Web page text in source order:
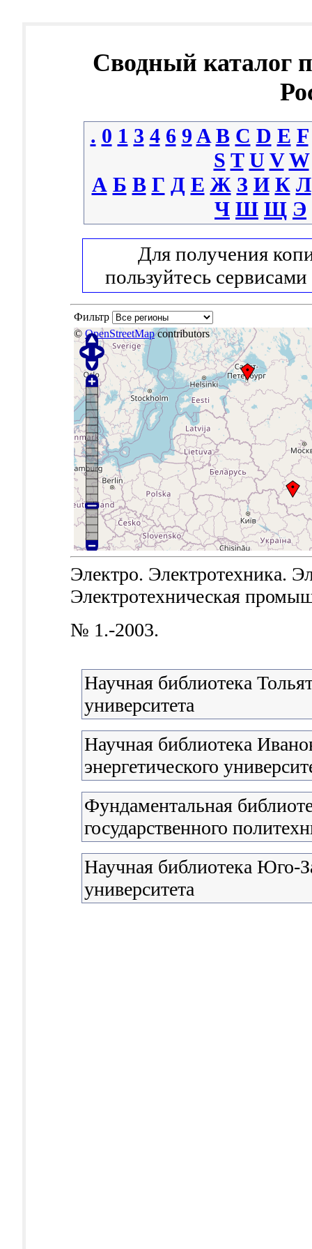
Сводный каталог
. 0 1 3 4 6 9 A B C D E F
S T U V W
А Б В Г Д Е Ж З И К Л
Ч Ш Щ Э
Для получения
пользуйтесь сервисами
Фильтр
© OpenStreetMapcontributors
Электро. Электротехника.
Электротехническая
№ 1.-2003.
Научная библиотека
университета
Научная библиотека
энергетического
Фундаментальная
государственного
Научная библиотека Юго-
университета